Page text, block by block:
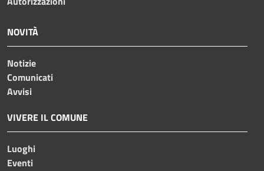
NOVITÀ
Notizie
Comunicati
Avvisi
VIVERE IL COMUNE
Luoghi
Eventi